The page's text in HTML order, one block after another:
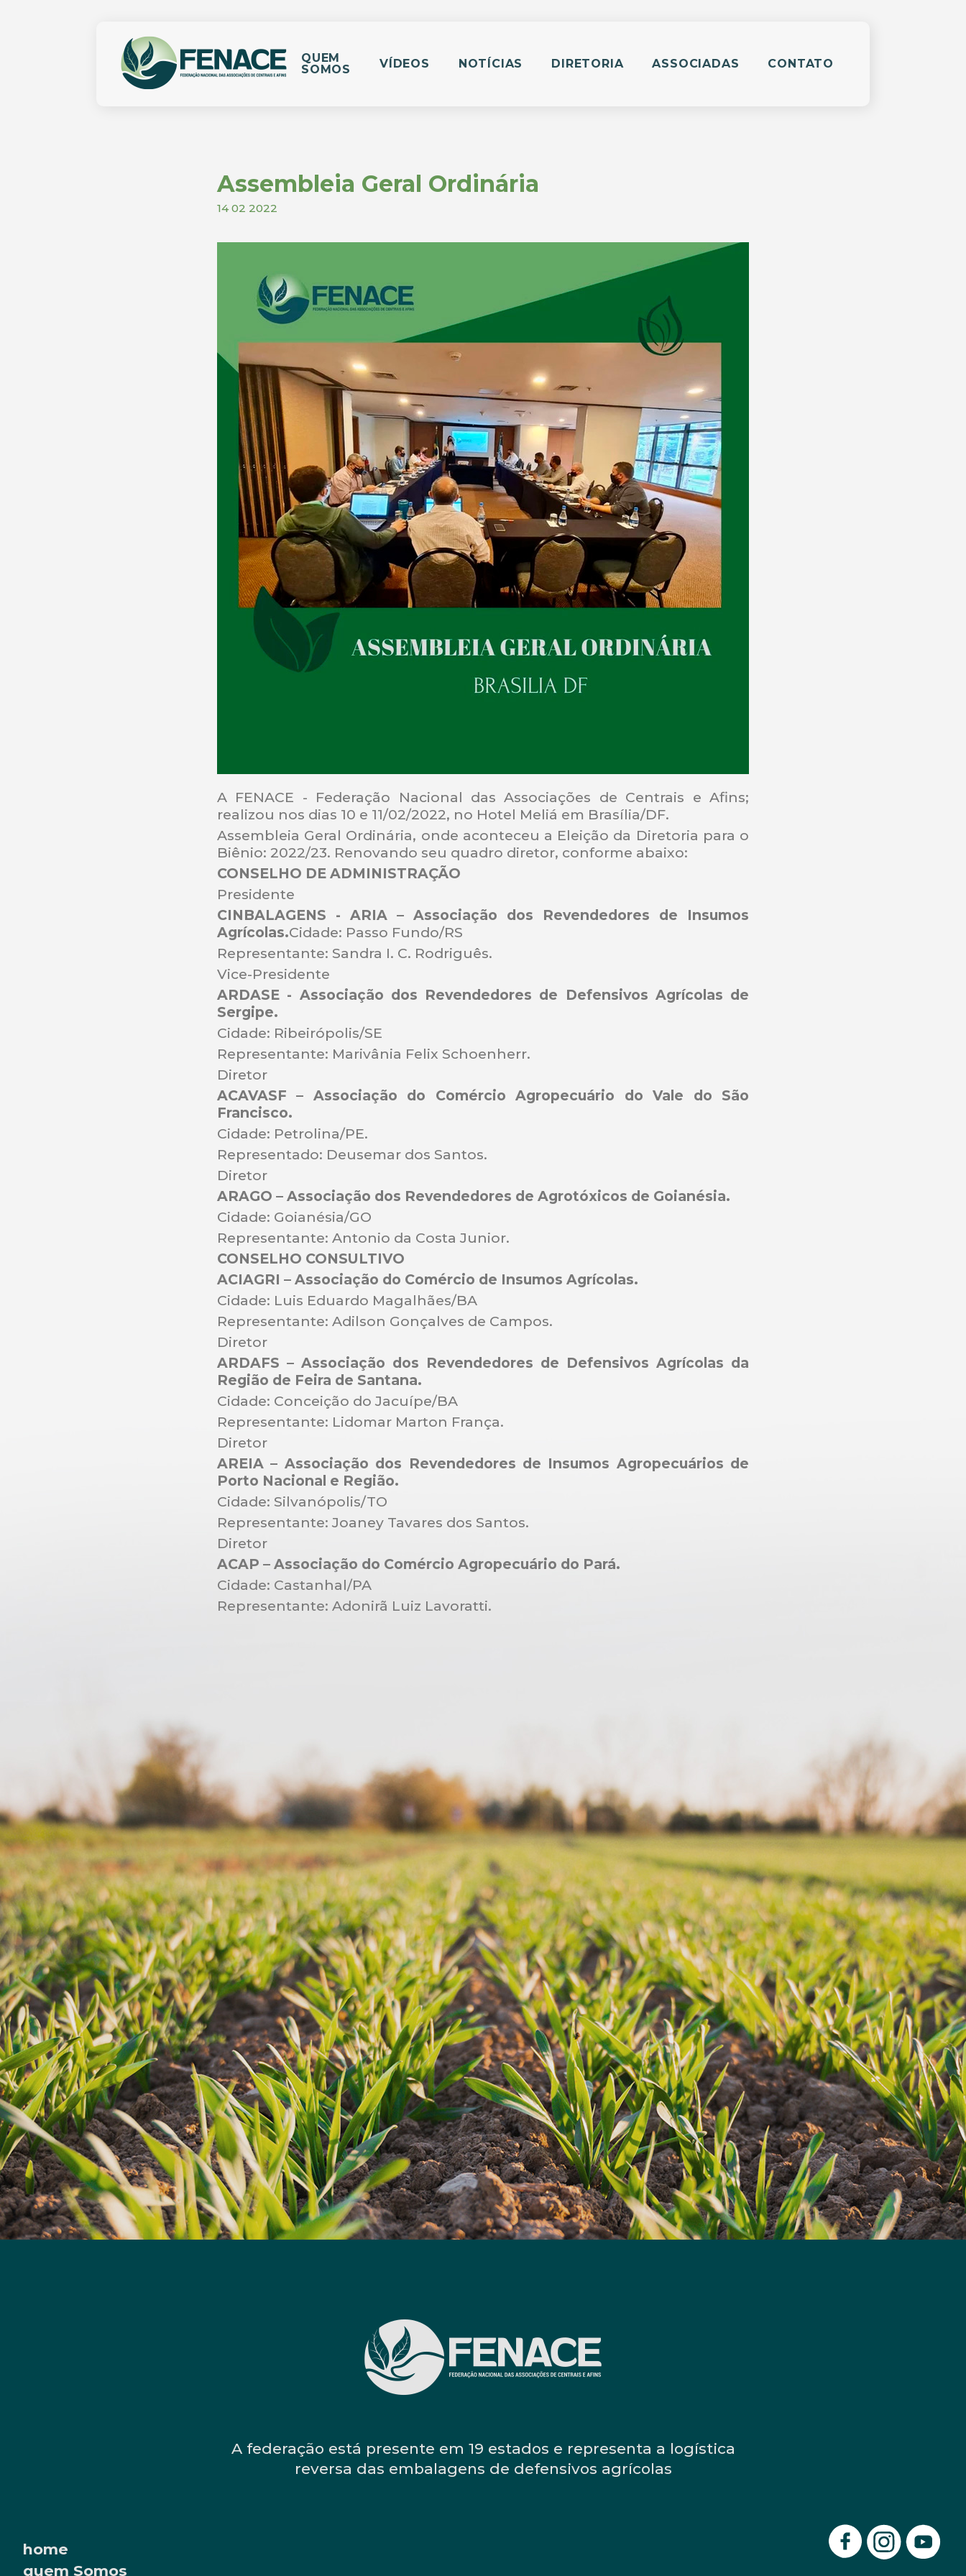
QUEM
SOMOS
VÍDEOS NOTÍCIAS DIRETORIA ASSOCIADAS CONTATO
Assembleia Geral Ordinária
14 02 2022
A FENACE - Federação Nacional das Associações de Centrais e Afins;
realizou nos dias 10 e 11/02/2022, no Hotel Meliá em Brasília/DF.
Assembleia Geral Ordinária, onde aconteceu a Eleição da Diretoria para o
Biênio: 2022/23. Renovando seu quadro diretor, conforme abaixo:
CONSELHO DE ADMINISTRAÇÃO
Presidente
CINBALAGENS - ARIA – Associação dos Revendedores de Insumos
Agrícolas.Cidade: Passo Fundo/RS
Representante: Sandra I. C. Rodriguês.
Vice-Presidente
ARDASE - Associação dos Revendedores de Defensivos Agrícolas de
Sergipe.
Cidade: Ribeirópolis/SE
Representante: Marivânia Felix Schoenherr.
Diretor
ACAVASF – Associação do Comércio Agropecuário do Vale do São
Francisco.
Cidade: Petrolina/PE.
Representado: Deusemar dos Santos.
Diretor
ARAGO – Associação dos Revendedores de Agrotóxicos de Goianésia.
Cidade: Goianésia/GO
Representante: Antonio da Costa Junior.
CONSELHO CONSULTIVO
ACIAGRI – Associação do Comércio de Insumos Agrícolas.
Cidade: Luis Eduardo Magalhães/BA
Representante: Adilson Gonçalves de Campos.
Diretor
ARDAFS – Associação dos Revendedores de Defensivos Agrícolas da
Região de Feira de Santana.
Cidade: Conceição do Jacuípe/BA
Representante: Lidomar Marton França.
Diretor
AREIA – Associação dos Revendedores de Insumos Agropecuários de
Porto Nacional e Região.
Cidade: Silvanópolis/TO
Representante: Joaney Tavares dos Santos.
Diretor
ACAP – Associação do Comércio Agropecuário do Pará.
Cidade: Castanhal/PA
Representante: Adonirã Luiz Lavoratti.
A federação está presente em 19 estados e representa a logística
reversa das embalagens de defensivos agrícolas
home
quem Somos